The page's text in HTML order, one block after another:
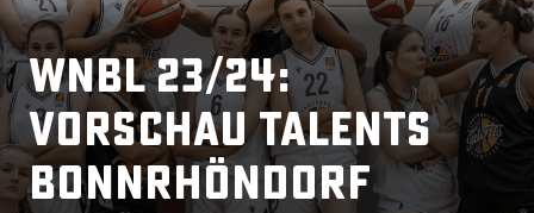
WNBL 23/24:
Vorschau Talents
BonnRhöndorf